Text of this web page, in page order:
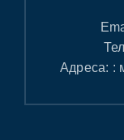
Адреса: :